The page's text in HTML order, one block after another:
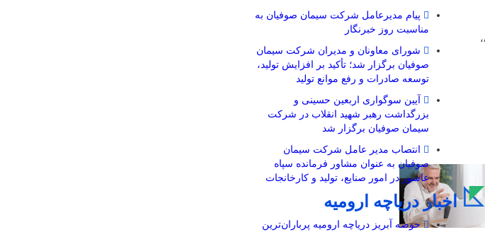
سمپاشی تابستانی درختان در معابر شهرداری منطقه ۸ مسئول سیمامنظر و فضای سبز شهرداری منطقه ۸،
پیام مدیرعامل شرکت سیمان صوفیان به
مناسبت روز خبرنگار
شورای معاونان و مدیران شرکت سیمان
صوفیان برگزار شد؛ تأکید بر افزایش تولید،
توسعه صادرات و رفع موانع تولید
آیین سوگواری اربعین حسینی و
بزرگداشت رهبر شهید انقلاب در شرکت
سیمان صوفیان برگزار شد
انتصاب مدیر عامل شرکت سیمان
صوفیان به عنوان مشاور فرمانده سپاه
عاشور در امور صنایع، تولید و کارخانجات
اخبار دریاچه ارومیه
حوضه آبریز دریاچه ارومیه پرباران‌ترین